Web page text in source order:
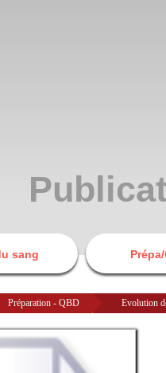
sang
Préparation - QBD Evolution